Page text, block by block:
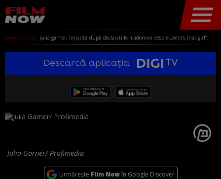
home stiri julia garner, liniștită după declarațiile madonnei despre „who’s that girl”. actrița o va interpreta pe celebra cântăreață în film
Descarcă aplicația
Julia Garner/ Profimedia
Urmărește Film Nowîn Google Discover